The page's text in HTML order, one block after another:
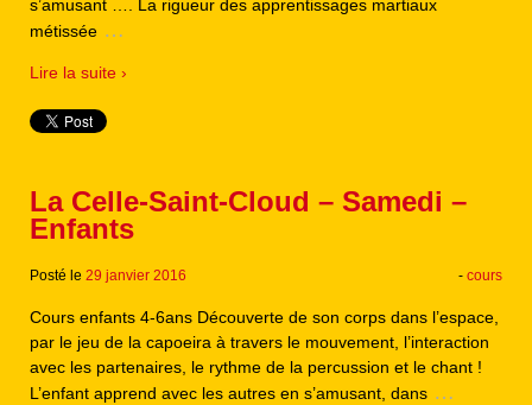
s’amusant …. La rigueur des apprentissages martiaux
métissée …
Lire la suite ›
La Celle-Saint-Cloud – Samedi –
Enfants
Posté le 29 janvier 2016 - cours
Cours enfants 4-6ans Découverte de son corps dans l’espace,
par le jeu de la capoeira à travers le mouvement, l’interaction
avec les partenaires, le rythme de la percussion et le chant !
L’enfant apprend avec les autres en s’amusant, dans …